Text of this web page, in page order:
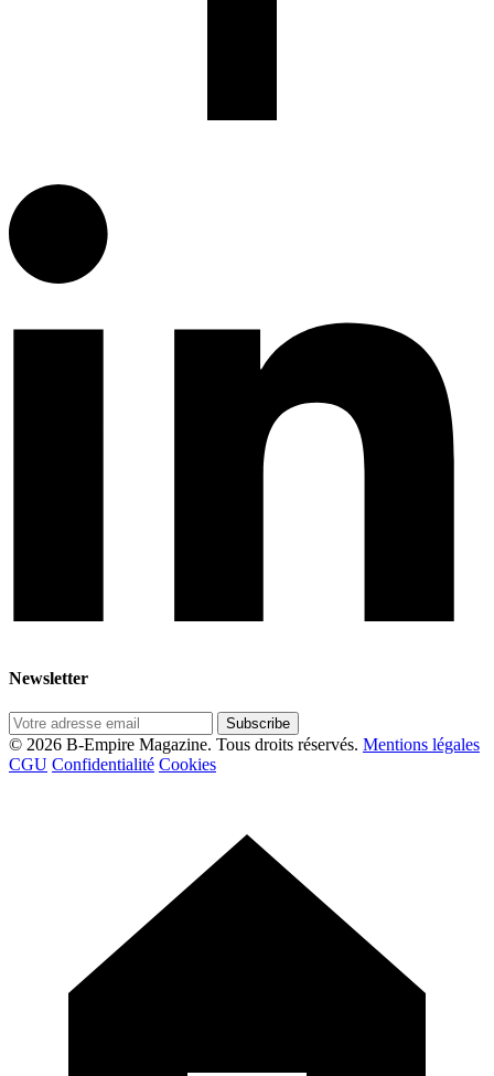
Newsletter
Subscribe
© 2026 B-Empire Magazine. Tous droits réservés. Mentions légales
CGU Confidentialité Cookies